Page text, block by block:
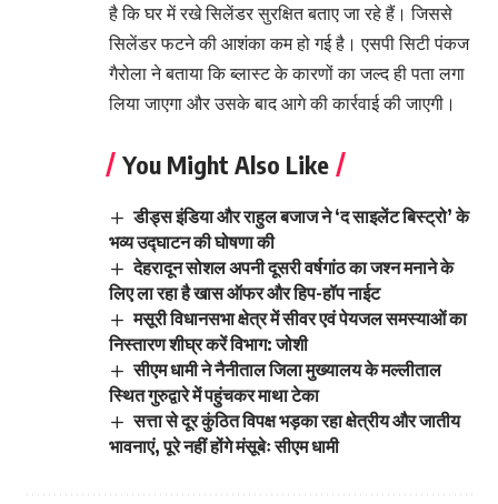
है कि घर में रखे सिलेंडर सुरक्षित बताए जा रहे हैं। जिससे
सिलेंडर फटने की आशंका कम हो गई है। एसपी सिटी पंकज
गैरोला ने बताया कि ब्लास्ट के कारणों का जल्द ही पता लगा
लिया जाएगा और उसके बाद आगे की कार्रवाई की जाएगी।
You Might Also Like
डीड्स इंडिया और राहुल बजाज ने ‘द साइलेंट बिस्ट्रो’ के
भव्य उद्घाटन की घोषणा की
देहरादून सोशल अपनी दूसरी वर्षगांठ का जश्न मनाने के
लिए ला रहा है खास ऑफर और हिप-हॉप नाईट
मसूरी विधानसभा क्षेत्र में सीवर एवं पेयजल समस्याओं का
निस्तारण शीघ्र करें विभाग: जोशी
सीएम धामी ने नैनीताल जिला मुख्यालय के मल्लीताल
स्थित गुरुद्वारे में पहुंचकर माथा टेका
सत्ता से दूर कुंठित विपक्ष भड़का रहा क्षेत्रीय और जातीय
भावनाएं, पूरे नहीं होंगे मंसूबेः सीएम धामी